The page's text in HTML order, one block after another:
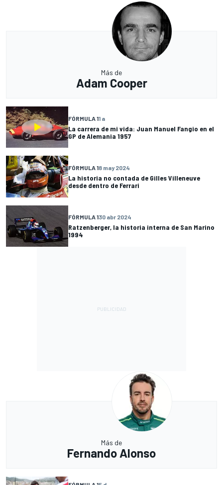
Más de
Adam Cooper
FÓRMULA 11 a
La carrera de mi vida: Juan Manuel Fangio en el
GP de Alemania 1957
FÓRMULA 18 may 2024
La historia no contada de Gilles Villeneuve
desde dentro de Ferrari
FÓRMULA 130 abr 2024
Ratzenberger, la historia interna de San Marino
1994
Más de
Fernando Alonso